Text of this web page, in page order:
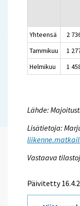
Yhteensä
2
Tammikuu
1
Helmikuu
1
Lähde:
Lisätietoja:
Vastaava
Päivitetty